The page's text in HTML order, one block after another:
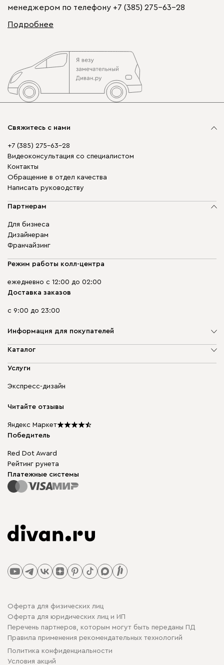
менеджером по телефону +7 (385) 275-63-28
Подробнее
Свяжитесь с нами
+7 (385) 275-63-28
Видеоконсультация со специалистом
Контакты
Обращение в отдел качества
Написать руководству
Партнерам
Для бизнеса
Дизайнерам
Франчайзинг
Режим работы колл-центра
ежедневно с 12:00 до 02:00
Доставка заказов
с 9:00 до 23:00
Информация для покупателей
О компании
Доставка и оплата
диван.клуб
Подарочные сертификаты
Мы в прессе
Каталог
Мягкая мебель
Бескаркасная мебель
Столы и стулья
Услуги
Экспресс-дизайн
Читайте отзывы
Яндекс Маркет
Победитель
Red Dot Award
Рейтинг рунета
Платежные системы
Оферта для физических лиц
Оферта для юридических лиц и ИП
Перечень партнеров, которым могут быть переданы ПД
Правила применения рекомендательных технологий
Политика конфиденциальности
Условия акций